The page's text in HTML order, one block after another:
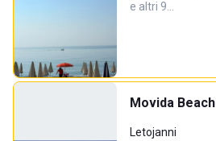
e altri 9…
Movida Beach
Letojanni